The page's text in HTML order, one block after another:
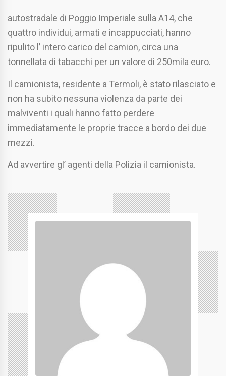
autostradale di Poggio Imperiale sulla A14, che
quattro individui, armati e incappucciati, hanno
ripulito l’ intero carico del camion, circa una
tonnellata di tabacchi per un valore di 250mila euro.
Il camionista, residente a Termoli, è stato rilasciato e
non ha subito nessuna violenza da parte dei
malviventi i quali hanno fatto perdere
immediatamente le proprie tracce a bordo dei due
mezzi.
Ad avvertire gl’ agenti della Polizia il camionista.